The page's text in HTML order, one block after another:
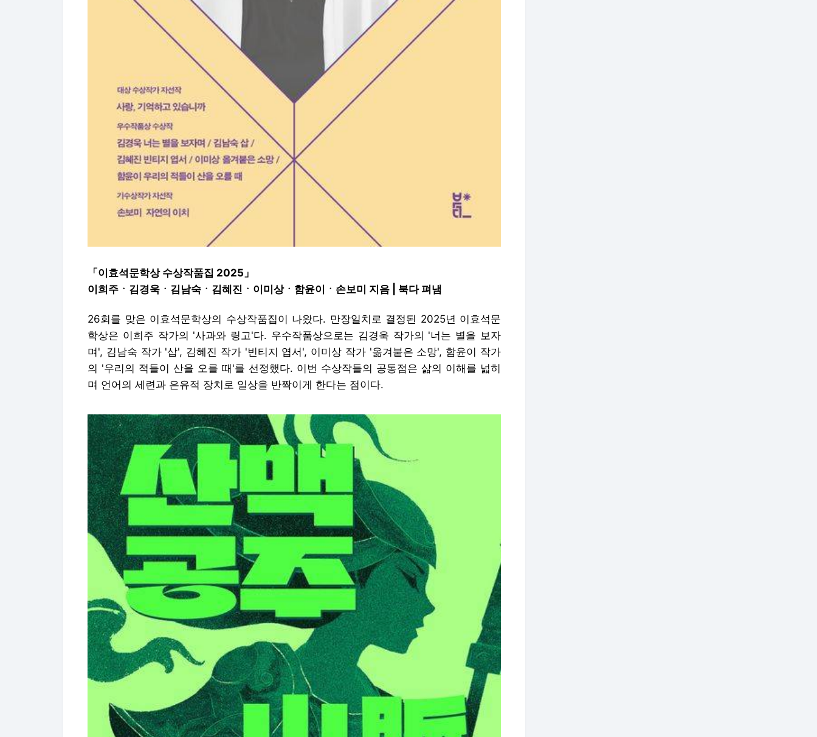
「이효석문학상 수상작품집 2025」
이희주ㆍ김경욱ㆍ김남숙ㆍ김혜진ㆍ이미상ㆍ함윤이ㆍ손보미 지음 | 북다 펴냄
26회를 맞은 이효석문학상의 수상작품집이 나왔다. 만장일치로 결정된 2025년 이효석문
학상은 이희주 작가의 '사과와 링고'다. 우수작품상으로는 김경욱 작가의 '너는 별을 보자
며', 김남숙 작가 '삽', 김혜진 작가 '빈티지 엽서', 이미상 작가 '옮겨붙은 소망', 함윤이 작가
의 '우리의 적들이 산을 오를 때'를 선정했다. 이번 수상작들의 공통점은 삶의 이해를 넓히
며 언어의 세련과 은유적 장치로 일상을 반짝이게 한다는 점이다.